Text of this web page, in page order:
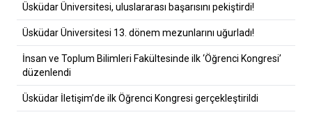
Üsküdar Üniversitesi, uluslararası başarısını pekiştirdi!
Üsküdar Üniversitesi 13. dönem mezunlarını uğurladı!
İnsan ve Toplum Bilimleri Fakültesinde ilk ‘Öğrenci Kongresi’
düzenlendi
Üsküdar İletişim’de ilk Öğrenci Kongresi gerçekleştirildi